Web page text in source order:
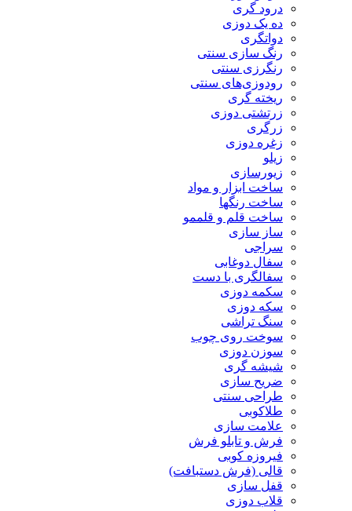
درود گری
ده یک دوزی
دواتگری
رنگ سازی سنتی
رنگرزی سنتی
رودوزی‌های سنتی
ریخته گری
زرتشتی دوزی
زرگری
زغره دوزی
زیلو
زیورسازی
ساخت ابزار و مواد
ساخت رنگها
ساخت قلم و قلممو
ساز سازی
سراجی
سفال دوغابی
سفالگری با دست
سکمه دوزی
سکه دوزی
سنگ تراشی
سوخت روی چوب
سوزن دوزی
شیشه گری
ضریح سازی
طراحی سنتی
طلاکوبی
علامت سازی
فرش و تابلو فرش
فیروزه کوبی
قالی (فرش دستبافت)
قفل سازی
قلاب دوزی